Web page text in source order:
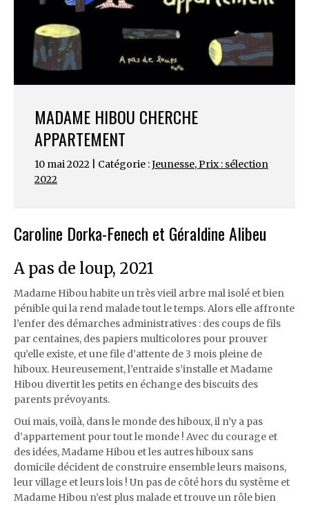
MADAME HIBOU CHERCHE
APPARTEMENT
10 mai 2022 | Catégorie :Jeunesse,Prix : sélection
2022
Caroline Dorka-Fenech et Géraldine Alibeu
A pas de loup, 2021
Madame Hibou habite un très vieil arbre mal isolé et bien
pénible qui la rend malade tout le temps. Alors elle affronte
l’enfer des démarches administratives : des coups de fils
par centaines, des papiers multicolores pour prouver
qu’elle existe, et une file d’attente de 3 mois pleine de
hiboux. Heureusement, l’entraide s’installe et Madame
Hibou divertit les petits en échange des biscuits des
parents prévoyants.
Oui mais, voilà, dans le monde des hiboux, il n’y a pas
d’appartement pour tout le monde ! Avec du courage et
des idées, Madame Hibou et les autres hiboux sans
domicile décident de construire ensemble leurs maisons,
leur village et leurs lois ! Un pas de côté hors du système et
Madame Hibou n’est plus malade et trouve un rôle bien